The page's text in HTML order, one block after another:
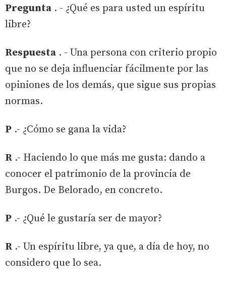
Pregunta . - ¿Qué es para usted un espíritu
libre?
Respuesta . - Una persona con criterio propio
que no se deja influenciar fácilmente por las
opiniones de los demás, que sigue sus propias
normas.
P .- ¿Cómo se gana la vida?
R .- Haciendo lo que más me gusta: dando a
conocer el patrimonio de la provincia de
Burgos. De Belorado, en concreto.
P .- ¿Qué le gustaría ser de mayor?
R .- Un espíritu libre, ya que, a día de hoy, no
considero que lo sea.